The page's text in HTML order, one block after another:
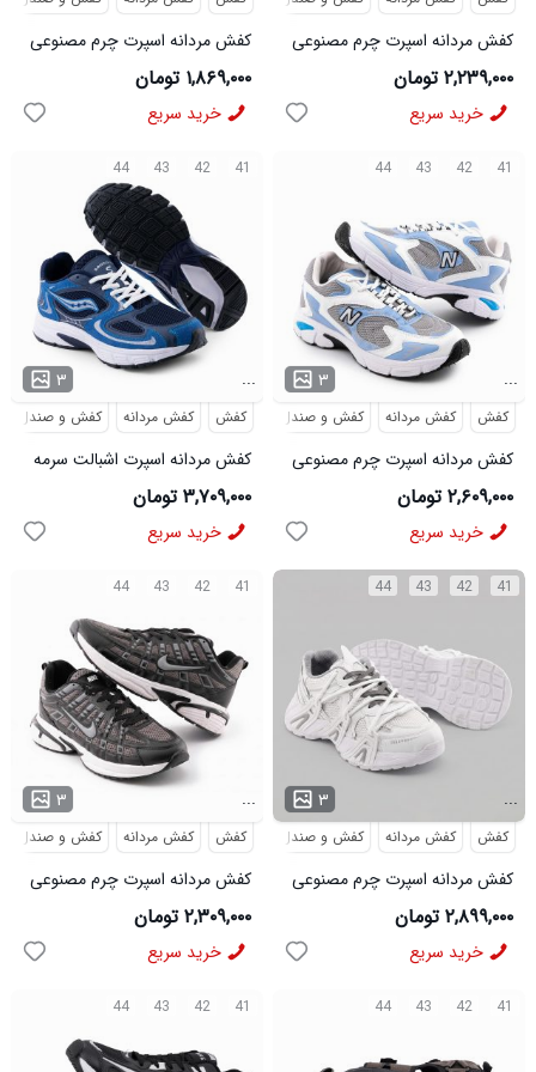
کفش مردانه اسپرت چرم مصنوعی
طوسی سفید Nike مدل 50749
۱,۸۶۹,۰۰۰ تومان
خرید سریع
کفش مردانه اسپرت چرم مصنوعی
ذغالی New Balance مدل 50774
۲,۲۳۹,۰۰۰ تومان
خرید سریع
41
42
43
44
۳ ...
کفش کفش مردانه کفش و صندل
کفش مردانه اسپرت اشبالت سرمه
ای Saucony مدل 50785
۳,۷۰۹,۰۰۰ تومان
خرید سریع
41
42
43
44
۳ ...
کفش کفش مردانه کفش و صندل
کفش مردانه اسپرت چرم مصنوعی
50682
۲,۶۰۹,۰۰۰ تومان
خرید سریع
41
42
43
44
۳ ...
کفش کفش مردانه کفش و صندل
کفش مردانه اسپرت چرم مصنوعی
50688
۲,۳۰۹,۰۰۰ تومان
خرید سریع
41
42
43
44
۳ ...
کفش کفش مردانه کفش و صندل
کفش مردانه اسپرت چرم مصنوعی
طوسی Balenciaga مدل 50706
۲,۸۹۹,۰۰۰ تومان
خرید سریع
41
42
43
44 41
42
43
44